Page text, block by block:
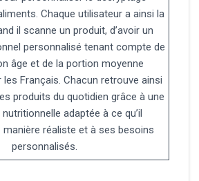
Chaque utilisateur a ainsi la
il scanne un produit, d’avoir un
personnalisé tenant compte de
âge et de la portion moyenne
Français. Chacun retrouve ainsi
produits du quotidien grâce à une
adaptée à ce qu’il
réaliste et à ses besoins
personnalisés.